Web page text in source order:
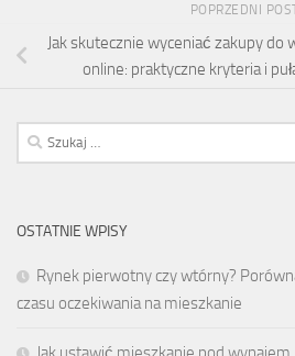
POPRZEDNI
Jak skutecznie wyceniać zakupy do
online: praktyczne kryteria i
Szukaj:
OSTATNIE WPISY
Rynek pierwotny czy wtórny?
czasu oczekiwania na mieszkanie